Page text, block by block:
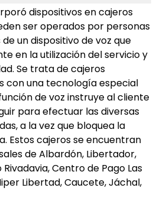
dispositivos en cajeros
ser operados por personas
un dispositivo de voz que
en la utilización del servicio y
Se trata de cajeros
con una tecnología especial
de voz instruye al cliente
para efectuar las diversas
a la vez que bloquea la
Estos cajeros se encuentran
de Albardón, Libertador,
Centro de Pago Las
Libertad, Caucete, Jáchal,